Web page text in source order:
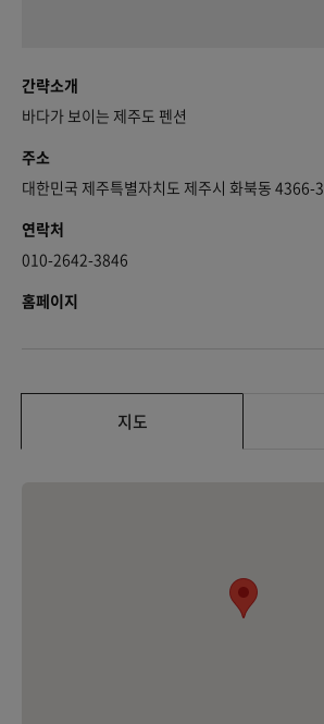
간략소개
바다가 보이는 제주도 펜션
주소
대한민국 제주특별자치도 제주시 화북동 4366-3
연락처
010-2642-3846
홈페이지
지도